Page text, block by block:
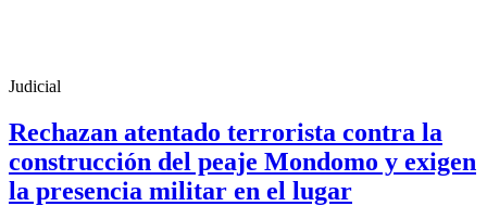
Judicial
Rechazan atentado terrorista contra la
construcción del peaje Mondomo y exigen
la presencia militar en el lugar